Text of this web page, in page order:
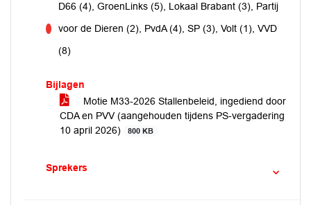
D66 (4), GroenLinks (5), Lokaal Brabant (3), Partij
voor de Dieren (2), PvdA (4), SP (3), Volt (1), VVD
(8)
Bijlagen
Motie M33-2026 Stallenbeleid, ingediend door
CDA en PVV (aangehouden tijdens PS-vergadering
10 april 2026)
800 KB
Sprekers